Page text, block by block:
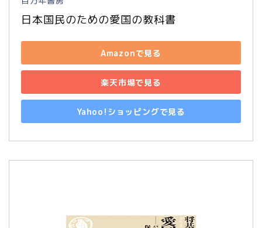
日本国民のための愛国の教科書
Amazonで見る
楽天市場で見る
Yahoo!ショッピングで見る